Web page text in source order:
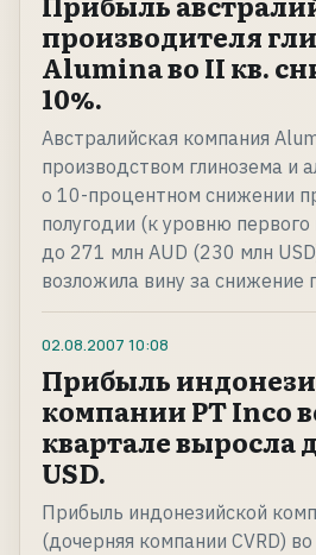
производителя
Alumina во II кв.
10%.
Австралийская компания
производством глинозема и
о 10-процентном снижении
полугодии (к уровню первого
до 271 млн AUD (230 млн
возложила вину за снижение
02.08.2007 10:08
Прибыль
компании PT Inco
квартале выросла
USD.
Прибыль индонезийской
(дочерняя компании CVRD)